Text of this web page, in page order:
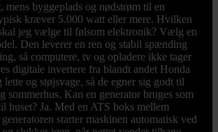
mens byggeplads og nødstrøm til en
kræver 5.000 watt eller mere. Hvilken
jeg vælge til følsom elektronik? Vælg en
Den leverer en ren og stabil spænding
så computere, tv og opladere ikke tager
digitale invertere fra blandt andet Honda
lette og støjsvage, så de egner sig godt til
sommerhus. Kan en generator bruges som
huset? Ja. Med en ATS boks mellem
starter maskinen automatisk ved